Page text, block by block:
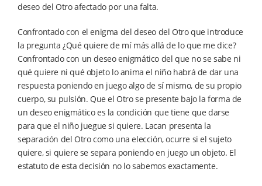
deseo del Otro afectado por una falta.
Confrontado con el enigma del deseo del Otro que introduce
la pregunta ¿Qué quiere de mí más allá de lo que me dice?
Confrontado con un deseo enigmático del que no se sabe ni
qué quiere ni qué objeto lo anima el niño habrá de dar una
respuesta poniendo en juego algo de sí mismo, de su propio
cuerpo, su pulsión. Que el Otro se presente bajo la forma de
un deseo enigmático es la condición que tiene que darse
para que el niño juegue si quiere. Lacan presenta la
separación del Otro como una elección, ocurre si el sujeto
quiere, si quiere se separa poniendo en juego un objeto. El
estatuto de esta decisión no lo sabemos exactamente.